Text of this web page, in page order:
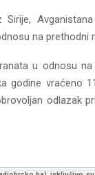
na prethodni
u odnosu
godine vraćeno
odlazak